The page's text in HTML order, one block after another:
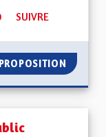
49 ABONNÉS
SUIVRE
MODE